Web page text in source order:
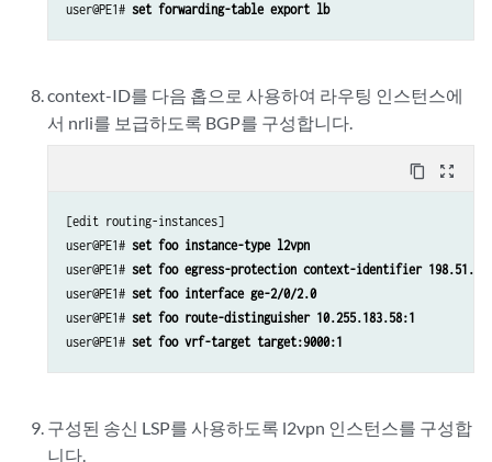
user@PE1# set forwarding-table export lb
context-ID를 다음 홉으로 사용하여 라우팅 인스턴스에
서 nrli를 보급하도록 BGP를 구성합니다.
content_copy zoom_out_map
[edit routing-instances]
user@PE1# set foo instance-type l2vpn
user@PE1# set foo egress-protection context-identifier
user@PE1# set foo interface ge-2/0/2.0
user@PE1# set foo route-distinguisher 10.255.183.58:1
user@PE1# set foo vrf-target target:9000:1
구성된 송신 LSP를 사용하도록 l2vpn 인스턴스를 구성합
니다.